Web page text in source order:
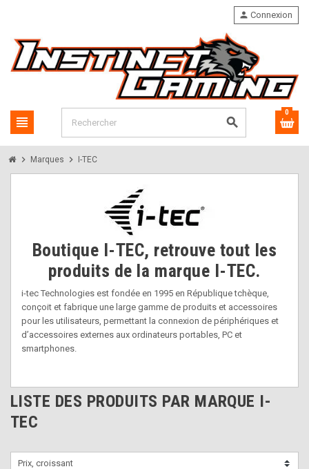
view_headline search
person Connexion
0
chevron_right Marques chevron_right I-TEC
Boutique I-TEC, retrouve tout les
produits de la marque I-TEC.
i-tec Technologies est fondée en 1995 en République tchèque,
conçoit et fabrique une large gamme de produits et accessoires
pour les utilisateurs, permettant la connexion de périphériques et
d’accessoires externes aux ordinateurs portables, PC et
smartphones.
LISTE DES PRODUITS PAR MARQUE I-
TEC
Prix, croissant